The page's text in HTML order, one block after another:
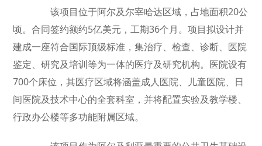
该项目位于阿尔及尔宰哈达区域，占地面积20公
顷。合同签约额约5亿美元，工期36个月。项目拟设计并
建成一座符合国际顶级标准，集治疗、检查、诊断、医院
鉴定、研究及培训等为一体的医疗及研究机构。医院设有
700个床位，其医疗区域将涵盖成人医院、儿童医院、日
间医院及技术中心的全套科室，并将配置实验及教学楼、
行政办公楼等多功能附属区域。